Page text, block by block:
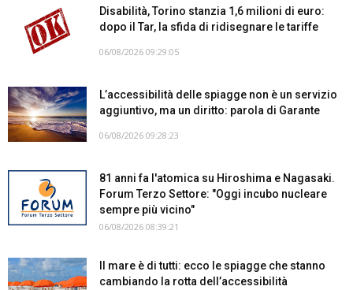
Disabilità, Torino stanzia 1,6 milioni di euro:
dopo il Tar, la sfida di ridisegnare le tariffe
06/08/2026 09:29:05
L’accessibilità delle spiagge non è un servizio
aggiuntivo, ma un diritto: parola di Garante
06/08/2026 09:28:23
81 anni fa l'atomica su Hiroshima e Nagasaki.
Forum Terzo Settore: "Oggi incubo nucleare
sempre più vicino"
06/08/2026 08:39:21
Il mare è di tutti: ecco le spiagge che stanno
cambiando la rotta dell’accessibilità